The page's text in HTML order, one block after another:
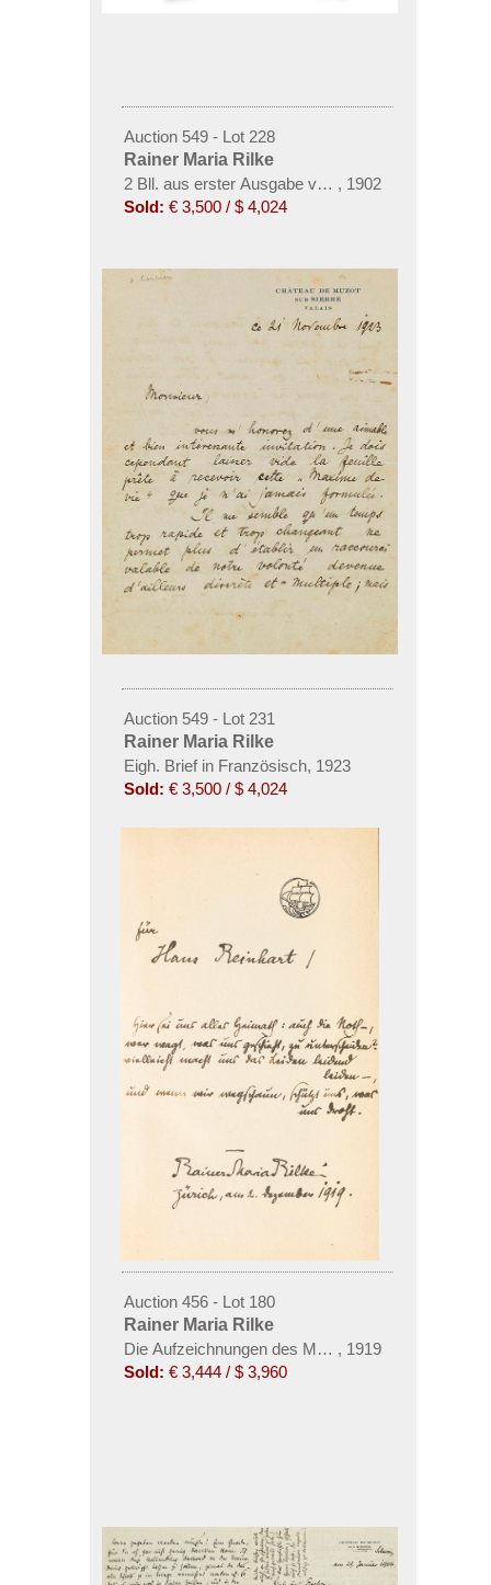
Auction 549 - Lot 228
Rainer Maria Rilke
2 Bll. aus erster Ausgabe von Buch der Bilder.
, 1902
Sold: € 3,500 / $ 4,024
Auction 549 - Lot 231
Rainer Maria Rilke
Eigh. Brief in Französisch, 1923
Sold: € 3,500 / $ 4,024
Auction 456 - Lot 180
Rainer Maria Rilke
Die Aufzeichnungen des Malte Laurids Brigge
, 1919
Sold: € 3,444 / $ 3,960